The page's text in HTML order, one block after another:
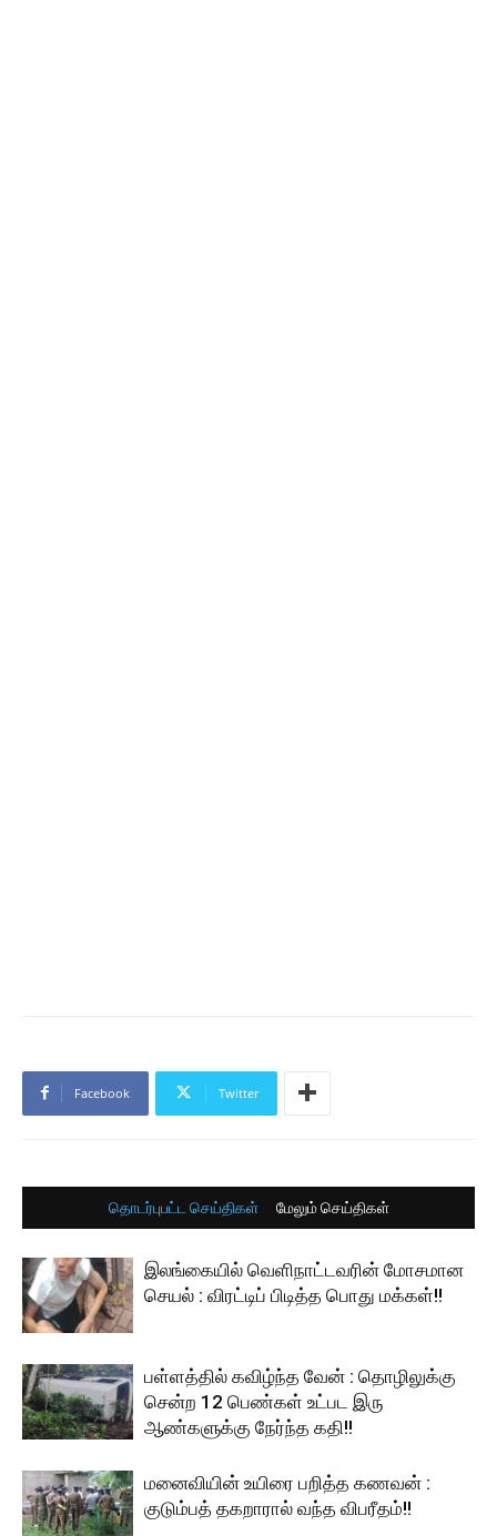
Facebook Twitter
தொடர்புபட்ட செய்திகள் மேலும் செய்திகள்
இலங்கையில் வெளிநாட்டவரின் மோசமான
செயல் : விரட்டிப் பிடித்த பொது மக்கள்!!
பள்ளத்தில் கவிழ்ந்த வேன் : தொழிலுக்கு
சென்ற 12 பெண்கள் உட்பட இரு
ஆண்களுக்கு நேர்ந்த கதி!!
மனைவியின் உயிரை பறித்த கணவன் :
குடும்பத் தகறாரால் வந்த விபரீதம்!!